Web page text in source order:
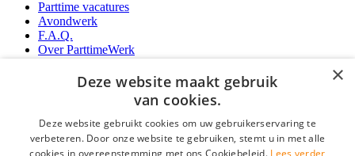
Parttime vacatures
Avondwerk
F.A.Q.
Over ParttimeWerk
YoungCapital Android App
Parttime personeel
×
Deze website maakt gebruik
van cookies.
Deze website gebruikt cookies om uw gebruikerservaring te
verbeteren. Door onze website te gebruiken, stemt u in met alle
cookies in overeenstemming met ons Cookiebeleid. Lees verder